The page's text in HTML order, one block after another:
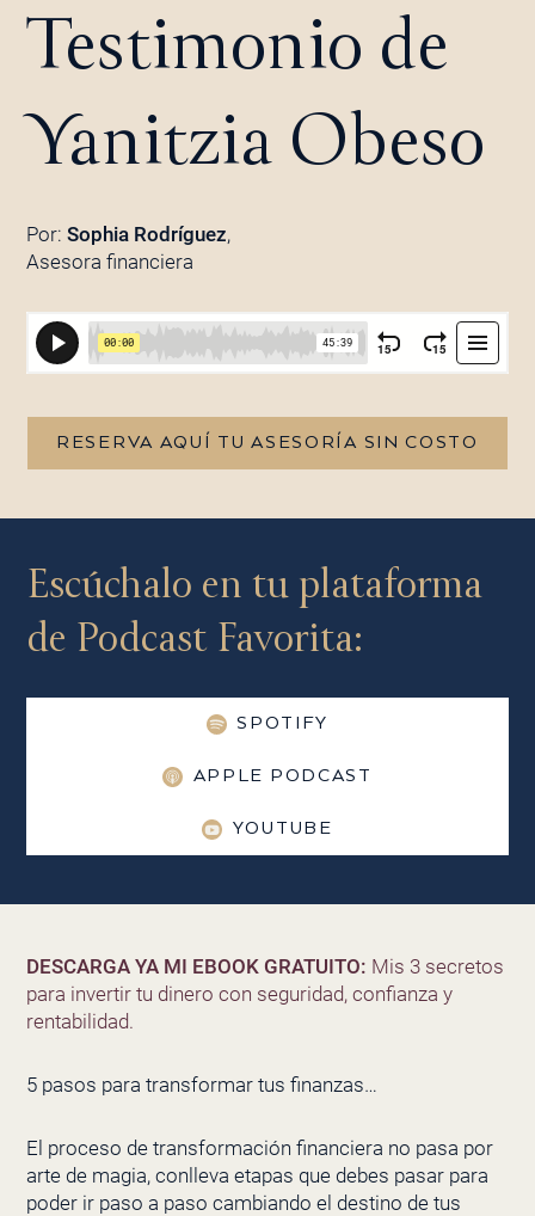
Testimonio de
Yanitzia Obeso
Por: Sophia Rodríguez,
Asesora financiera
RESERVA AQUÍ TU ASESORÍA SIN COSTO
Escúchalo en tu plataforma
de Podcast Favorita:
SPOTIFY
APPLE PODCAST
YOUTUBE
DESCARGA YA MI EBOOK GRATUITO: Mis 3 secretos
para invertir tu dinero con seguridad, confianza y
rentabilidad.
5 pasos para transformar tus finanzas…
El proceso de transformación financiera no pasa por
arte de magia, conlleva etapas que debes pasar para
poder ir paso a paso cambiando el destino de tus